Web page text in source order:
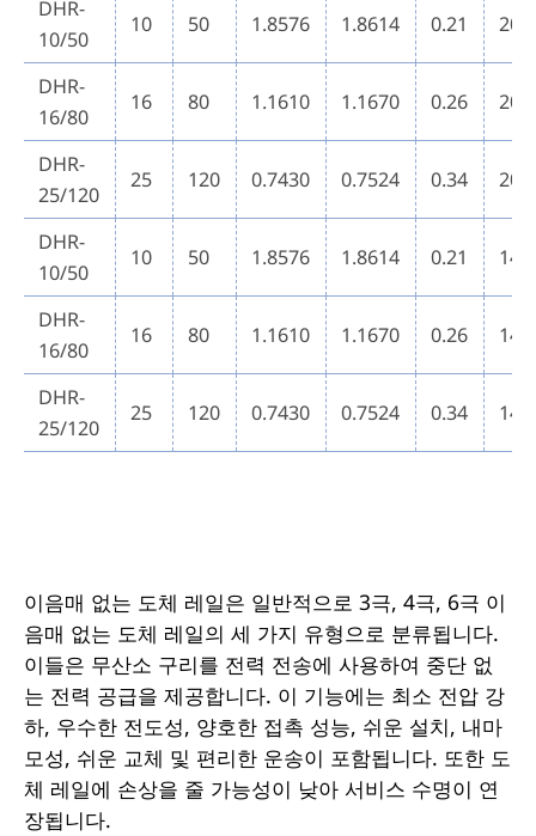
DHR-
10/50
10 50 1.8576 1.8614 0.21 20
DHR-
16/80
16 80 1.1610 1.1670 0.26 20
DHR-
25/120
25 120 0.7430 0.7524 0.34 20
DHR-
10/50
10 50 1.8576 1.8614 0.21 14
DHR-
16/80
16 80 1.1610 1.1670 0.26 14
DHR-
25/120
25 120 0.7430 0.7524 0.34 14
이음매 없는 도체 레일은 일반적으로 3극, 4극, 6극 이
음매 없는 도체 레일의 세 가지 유형으로 분류됩니다.
이들은 무산소 구리를 전력 전송에 사용하여 중단 없
는 전력 공급을 제공합니다. 이 기능에는 최소 전압 강
하, 우수한 전도성, 양호한 접촉 성능, 쉬운 설치, 내마
모성, 쉬운 교체 및 편리한 운송이 포함됩니다. 또한 도
체 레일에 손상을 줄 가능성이 낮아 서비스 수명이 연
장됩니다.